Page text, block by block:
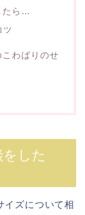
たら…
ツ
わばりのせ
した
イズについて相